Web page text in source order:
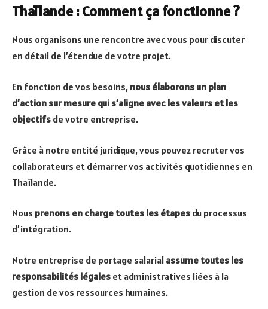
Thaïlande : Comment ça fonctionne ?
Nous organisons une rencontre avec vous pour discuter
en détail de l’étendue de votre projet.
En fonction de vos besoins, nous élaborons un plan
d’action sur mesure qui s’aligne avec les valeurs et les
objectifs de votre entreprise.
Grâce à notre entité juridique, vous pouvez recruter vos
collaborateurs et démarrer vos activités quotidiennes en
Thaïlande.
Nous prenons en charge toutes les étapes du processus
d’intégration.
Notre entreprise de portage salarial assume toutes les
responsabilités légales et administratives liées à la
gestion de vos ressources humaines.